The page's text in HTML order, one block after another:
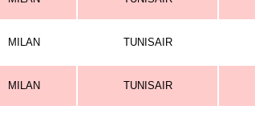
MILAN TUNISAIR
MILAN TUNISAIR